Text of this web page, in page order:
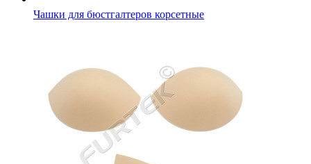
Чашки для бюстгалтеров корсетные